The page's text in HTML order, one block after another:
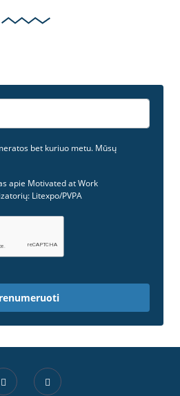
bet kuriuo metu. Mūsų
apie Motivated at Work
Litexpo/PVPA